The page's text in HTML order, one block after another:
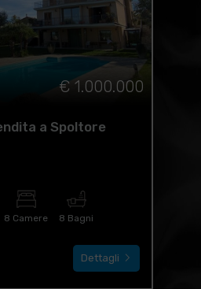
€ 1.000.000
a Spoltore
8 Camere 8 Bagni
Dettagli